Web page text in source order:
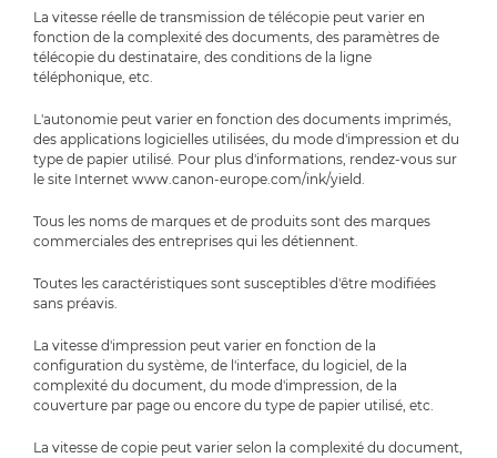
La vitesse réelle de transmission de télécopie peut varier en
fonction de la complexité des documents, des paramètres de
télécopie du destinataire, des conditions de la ligne
téléphonique, etc.
L'autonomie peut varier en fonction des documents imprimés,
des applications logicielles utilisées, du mode d'impression et du
type de papier utilisé. Pour plus d'informations, rendez-vous sur
le site Internet www.canon-europe.com/ink/yield.
Tous les noms de marques et de produits sont des marques
commerciales des entreprises qui les détiennent.
Toutes les caractéristiques sont susceptibles d'être modifiées
sans préavis.
La vitesse d'impression peut varier en fonction de la
configuration du système, de l'interface, du logiciel, de la
complexité du document, du mode d'impression, de la
couverture par page ou encore du type de papier utilisé, etc.
La vitesse de copie peut varier selon la complexité du document,